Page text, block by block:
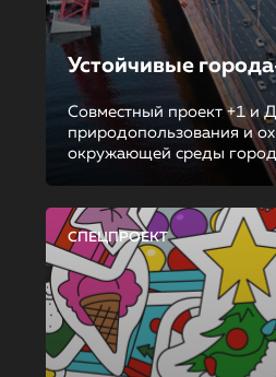
Устойчивые
Совместный проект +1 и
природопользования и
окружающей среды
СПЕЦПРОЕКТ